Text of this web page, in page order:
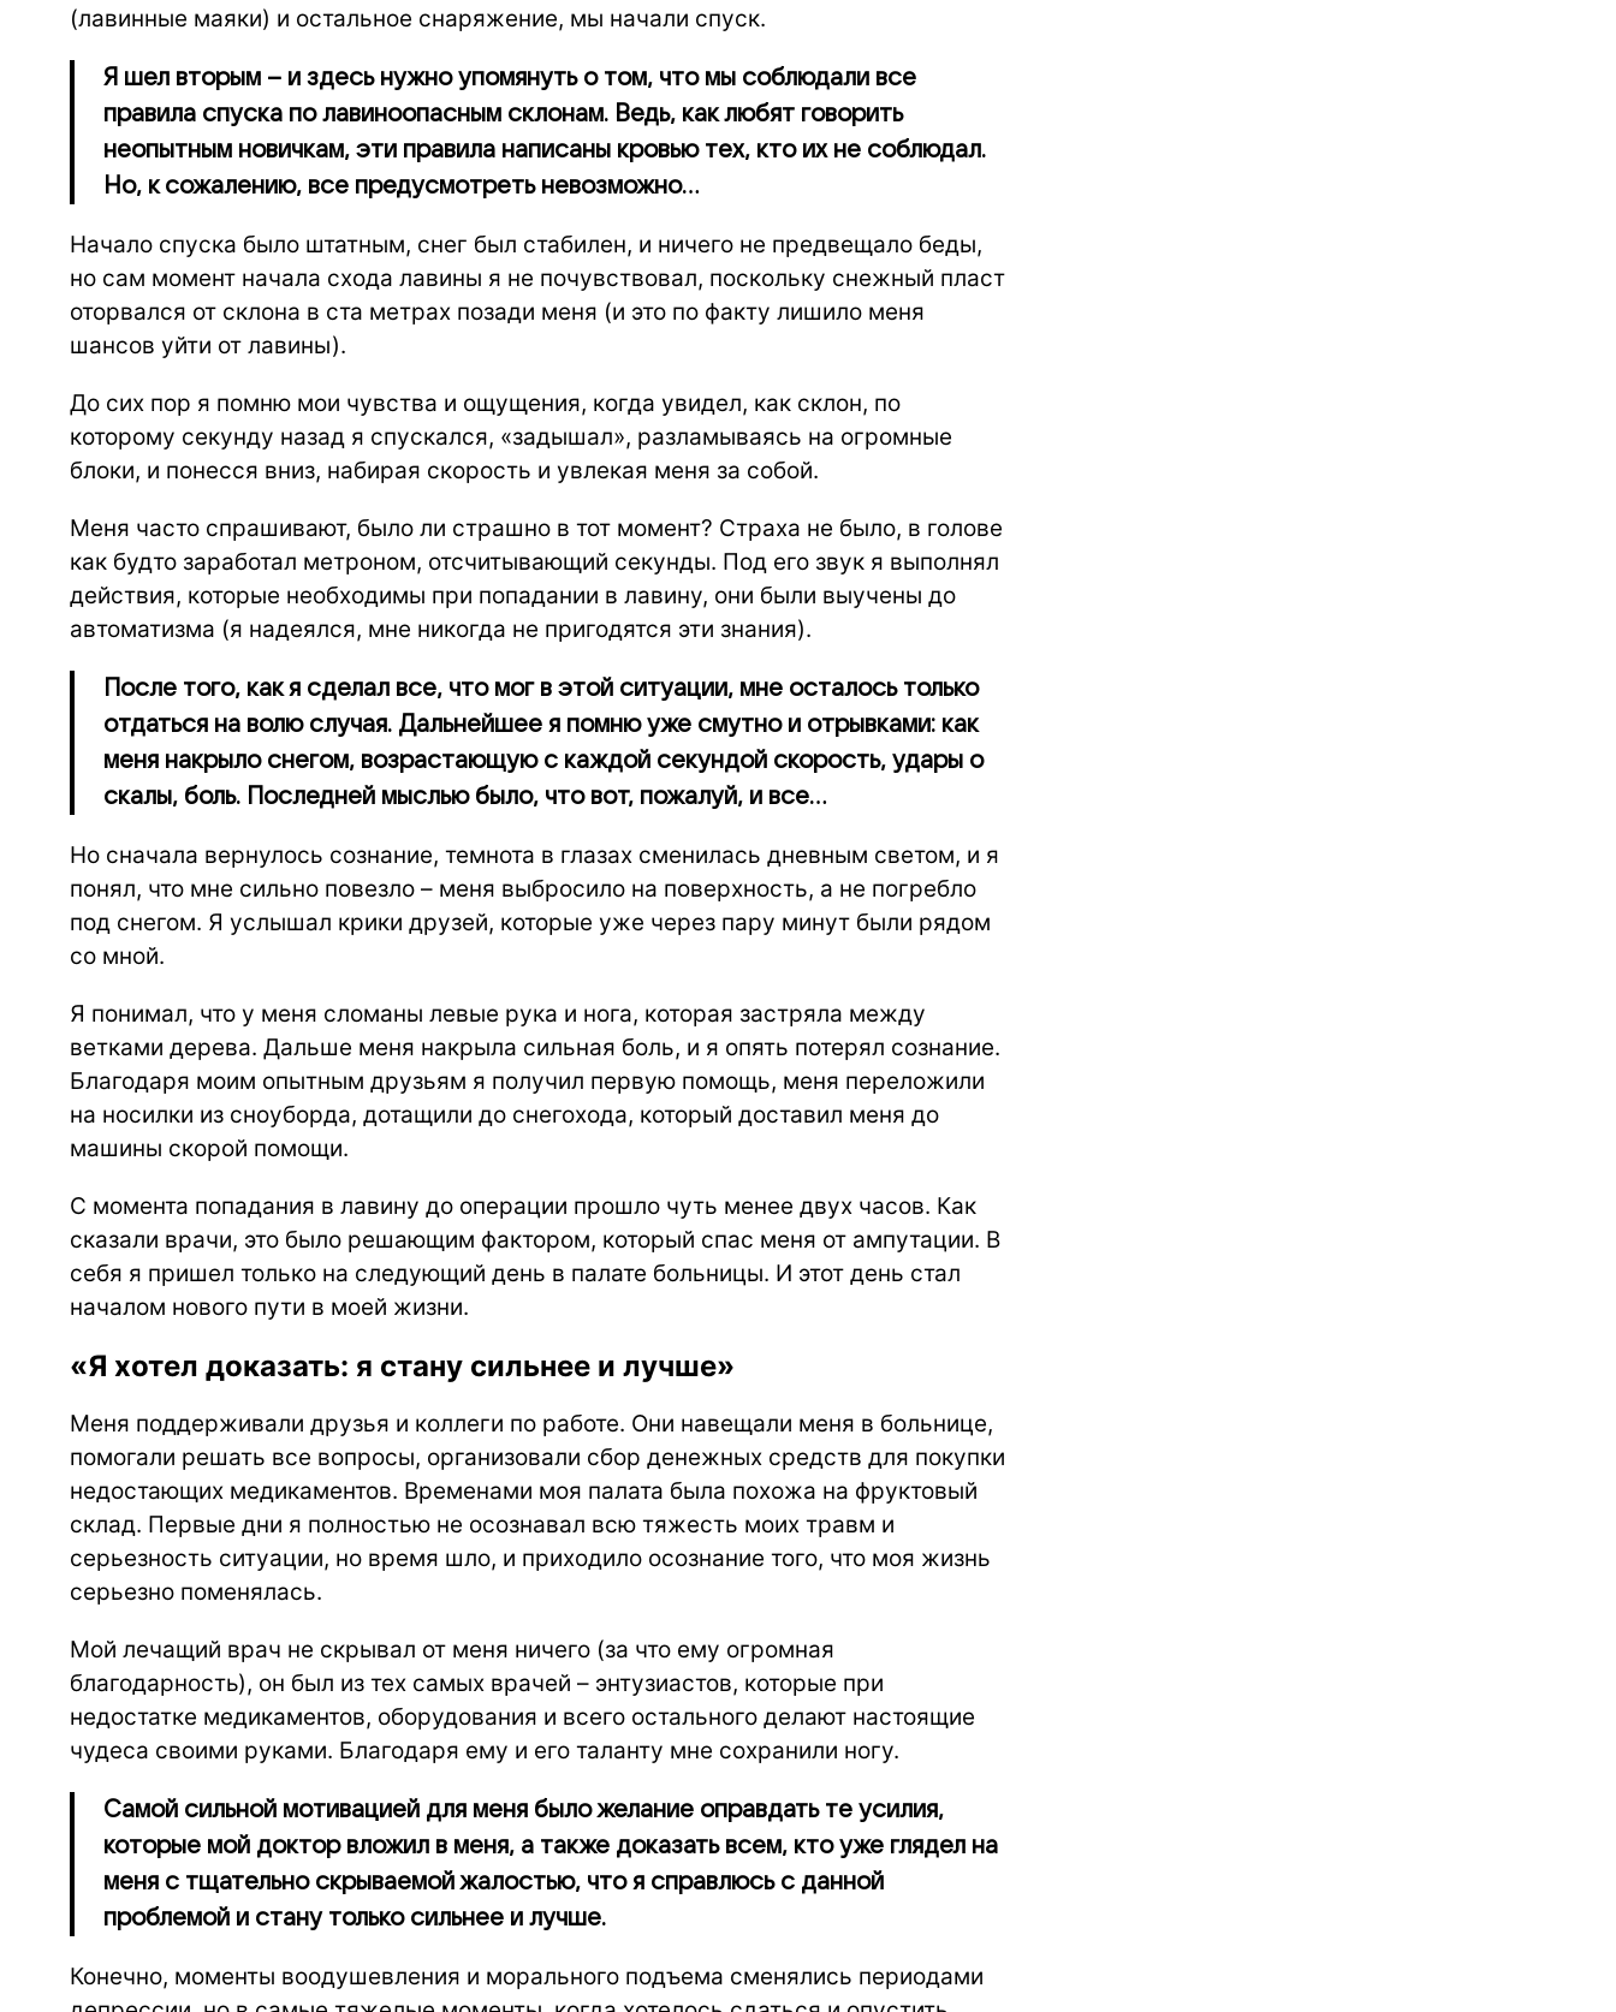
(лавинные маяки) и остальное снаряжение, мы начали спуск.
Я шел вторым – и здесь нужно упомянуть о том, что мы соблюдали все
правила спуска по лавиноопасным склонам. Ведь, как любят говорить
неопытным новичкам, эти правила написаны кровью тех, кто их не соблюдал.
Но, к сожалению, все предусмотреть невозможно…
Начало спуска было штатным, снег был стабилен, и ничего не предвещало беды,
но сам момент начала схода лавины я не почувствовал, поскольку снежный пласт
оторвался от склона в ста метрах позади меня (и это по факту лишило меня
шансов уйти от лавины).
До сих пор я помню мои чувства и ощущения, когда увидел, как склон, по
которому секунду назад я спускался, «задышал», разламываясь на огромные
блоки, и понесся вниз, набирая скорость и увлекая меня за собой.
Меня часто спрашивают, было ли страшно в тот момент? Страха не было, в голове
как будто заработал метроном, отсчитывающий секунды. Под его звук я выполнял
действия, которые необходимы при попадании в лавину, они были выучены до
автоматизма (я надеялся, мне никогда не пригодятся эти знания).
После того, как я сделал все, что мог в этой ситуации, мне осталось только
отдаться на волю случая. Дальнейшее я помню уже смутно и отрывками: как
меня накрыло снегом, возрастающую с каждой секундой скорость, удары о
скалы, боль. Последней мыслью было, что вот, пожалуй, и все…
Но сначала вернулось сознание, темнота в глазах сменилась дневным светом, и я
понял, что мне сильно повезло – меня выбросило на поверхность, а не погребло
под снегом. Я услышал крики друзей, которые уже через пару минут были рядом
со мной.
Я понимал, что у меня сломаны левые рука и нога, которая застряла между
ветками дерева. Дальше меня накрыла сильная боль, и я опять потерял сознание.
Благодаря моим опытным друзьям я получил первую помощь, меня переложили
на носилки из сноуборда, дотащили до снегохода, который доставил меня до
машины скорой помощи.
С момента попадания в лавину до операции прошло чуть менее двух часов. Как
сказали врачи, это было решающим фактором, который спас меня от ампутации. В
себя я пришел только на следующий день в палате больницы. И этот день стал
началом нового пути в моей жизни.
«Я хотел доказать: я стану сильнее и лучше»
Меня поддерживали друзья и коллеги по работе. Они навещали меня в больнице,
помогали решать все вопросы, организовали сбор денежных средств для покупки
недостающих медикаментов. Временами моя палата была похожа на фруктовый
склад. Первые дни я полностью не осознавал всю тяжесть моих травм и
серьезность ситуации, но время шло, и приходило осознание того, что моя жизнь
серьезно поменялась.
Мой лечащий врач не скрывал от меня ничего (за что ему огромная
благодарность), он был из тех самых врачей – энтузиастов, которые при
недостатке медикаментов, оборудования и всего остального делают настоящие
чудеса своими руками. Благодаря ему и его таланту мне сохранили ногу.
Самой сильной мотивацией для меня было желание оправдать те усилия,
которые мой доктор вложил в меня, а также доказать всем, кто уже глядел на
меня с тщательно скрываемой жалостью, что я справлюсь с данной
проблемой и стану только сильнее и лучше.
Конечно, моменты воодушевления и морального подъема сменялись периодами